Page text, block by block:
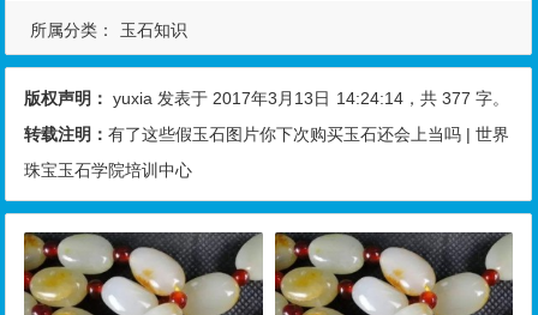
所属分类： 玉石知识
版权声明： yuxia 发表于 2017年3月13日 14:24:14 ，共 377 字。
转载注明：有了这些假玉石图片你下次购买玉石还会上当吗 | 世界
珠宝玉石学院培训中心